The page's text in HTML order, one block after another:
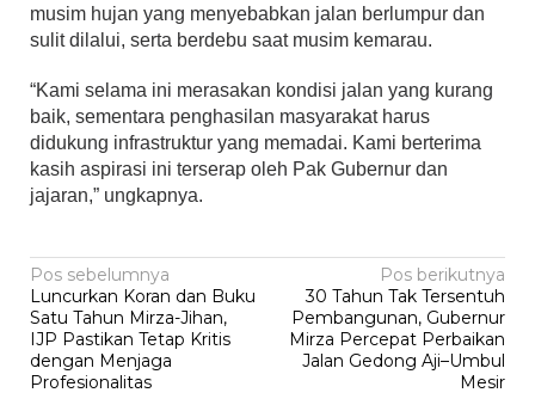
musim hujan yang menyebabkan jalan berlumpur dan
sulit dilalui, serta berdebu saat musim kemarau.
“Kami selama ini merasakan kondisi jalan yang kurang
baik, sementara penghasilan masyarakat harus
didukung infrastruktur yang memadai. Kami berterima
kasih aspirasi ini terserap oleh Pak Gubernur dan
jajaran,” ungkapnya.
Navigasi
pos
Pos sebelumnya
Luncurkan Koran dan Buku
Satu Tahun Mirza-Jihan,
IJP Pastikan Tetap Kritis
dengan Menjaga
Profesionalitas
Pos berikutnya
30 Tahun Tak Tersentuh
Pembangunan, Gubernur
Mirza Percepat Perbaikan
Jalan Gedong Aji–Umbul
Mesir